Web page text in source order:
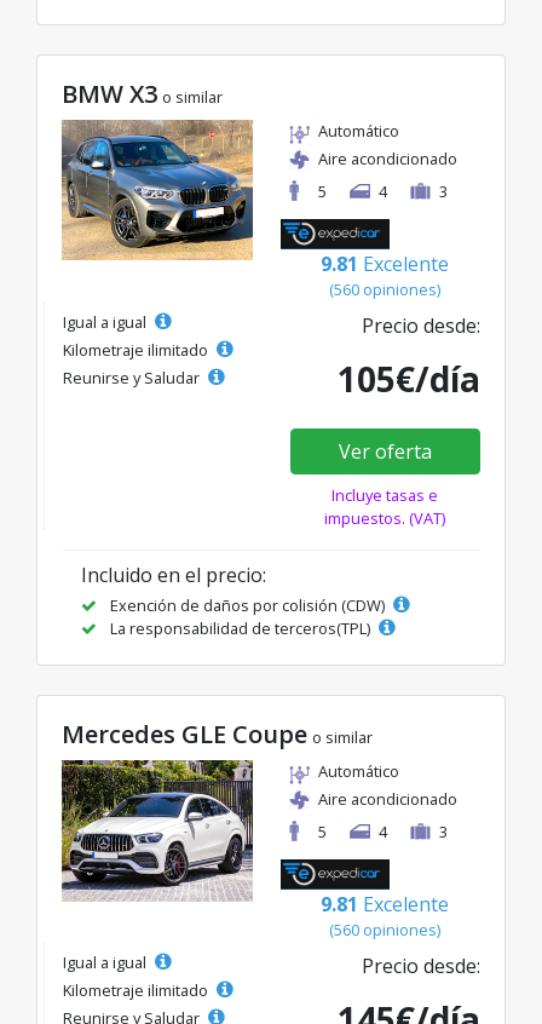
BMW X3 o similar
Automático
Aire acondicionado
5
4 3
9.81 Excelente
(560 opiniones)
Igual a igual
Kilometraje ilimitado
Reunirse y Saludar
Precio desde:
105€/día
Ver oferta
Incluye tasas e
impuestos. (VAT)
Incluido en el precio:
Exención de daños por colisión (CDW)
La responsabilidad de terceros(TPL)
Mercedes GLE Coupe o similar
Automático
Aire acondicionado
5
4 3
9.81 Excelente
(560 opiniones)
Igual a igual
Kilometraje ilimitado
Reunirse y Saludar
Precio desde: